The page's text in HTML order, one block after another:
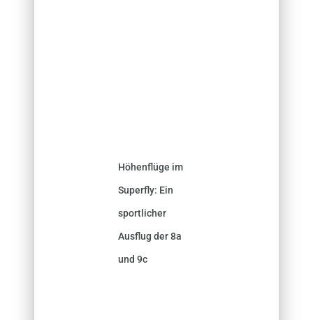
Höhenflüge im
Superfly: Ein
sportlicher
Ausflug der 8a
und 9c